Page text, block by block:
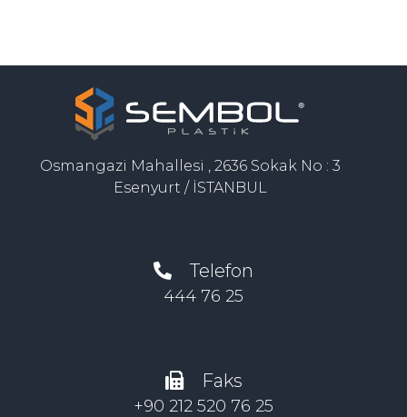
Osmangazi Mahallesi , 2636 Sokak No : 3
Esenyurt / İSTANBUL
Telefon
444 76 25
Faks
+90 212 520 76 25